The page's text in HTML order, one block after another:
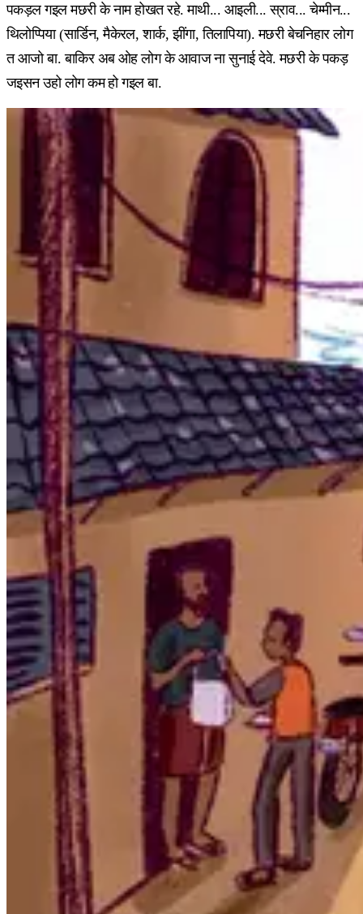
पकड़ल गइल मछरी के नाम होखत रहे. माथी... आइली... स्राव... चेम्मीन...
थिलोप्पिया (सार्डिन, मैकेरल, शार्क, झींगा, तिलापिया). मछरी बेचनिहार लोग
त आजो बा. बाकिर अब ओह लोग के आवाज ना सुनाई देवे. मछरी के पकड़
जइसन उहो लोग कम हो गइल बा.